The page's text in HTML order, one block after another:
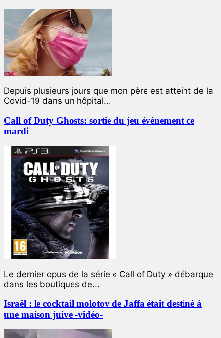
Depuis plusieurs jours que mon père est atteint de la
Covid-19 dans un hôpital...
Call of Duty Ghosts: sortie du jeu événement ce
mardi
Le dernier opus de la série « Call of Duty » débarque
dans les boutiques de...
Israël : le cocktail molotov de Jaffa était destiné à
une maison juive -vidéo-